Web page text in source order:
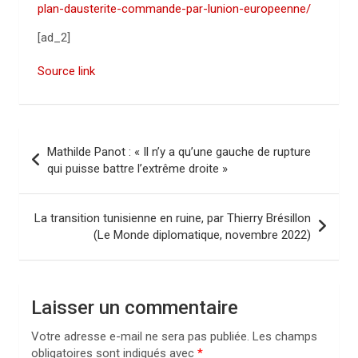
plan-dausterite-commande-par-lunion-europeenne/
[ad_2]
Source link
v
a
Mathilde Panot : « Il n’y a qu’une gauche de rupture
qui puisse battre l’extrême droite »
La transition tunisienne en ruine, par Thierry Brésillon
(Le Monde diplomatique, novembre 2022)
Laisser un commentaire
Votre adresse e-mail ne sera pas publiée. Les champs
obligatoires sont indiqués avec *